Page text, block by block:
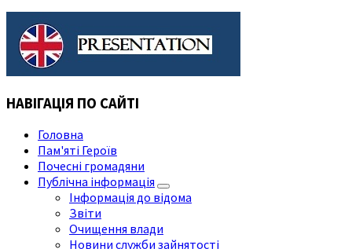
НАВІГАЦІЯ ПО САЙТІ
Головна
Пам'яті Героїв
Почесні громадяни
Публічна інформація
Інформація до відома
Звіти
Очищення влади
Новини служби зайнятості